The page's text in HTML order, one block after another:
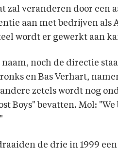
zal veranderen door een
aan met bedrijven als
wordt er gewerkt aan
naam, noch de directie
en Bas Verhart,
zetels wordt nog
Boys" bevatten. Mol:
de drie in 1999